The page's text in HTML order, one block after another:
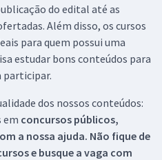
do edital até as
Além disso, os cursos
para quem possui uma
estudar bons conteúdos para
participar.
dos nossos conteúdos:
em concursos públicos,
a nossa ajuda. Não fique de
e busque a vaga com